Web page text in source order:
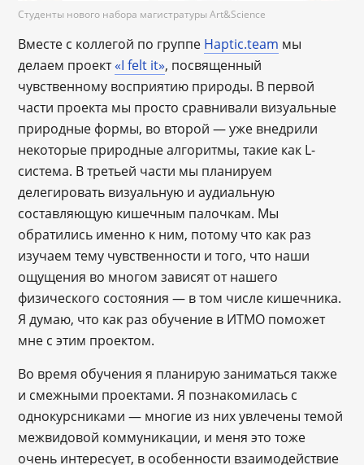
Студенты нового набора магистратуры Art&Science
Вместе с коллегой по группе Haptic.team мы
делаем проект«I felt it», посвященный
чувственному восприятию природы. В первой
части проекта мы просто сравнивали визуальные
природные формы, во второй ― уже внедрили
некоторые природные алгоритмы, такие как L-
система. В третьей части мы планируем
делегировать визуальную и аудиальную
составляющую кишечным палочкам. Мы
обратились именно к ним, потому что как раз
изучаем тему чувственности и того, что наши
ощущения во многом зависят от нашего
физического состояния — в том числе кишечника.
Я думаю, что как раз обучение в ИТМО поможет
мне с этим проектом.
Во время обучения я планирую заниматься также
и смежными проектами. Я познакомилась с
однокурсниками — многие из них увлечены темой
межвидовой коммуникации, и меня это тоже
очень интересует, в особенности взаимодействие